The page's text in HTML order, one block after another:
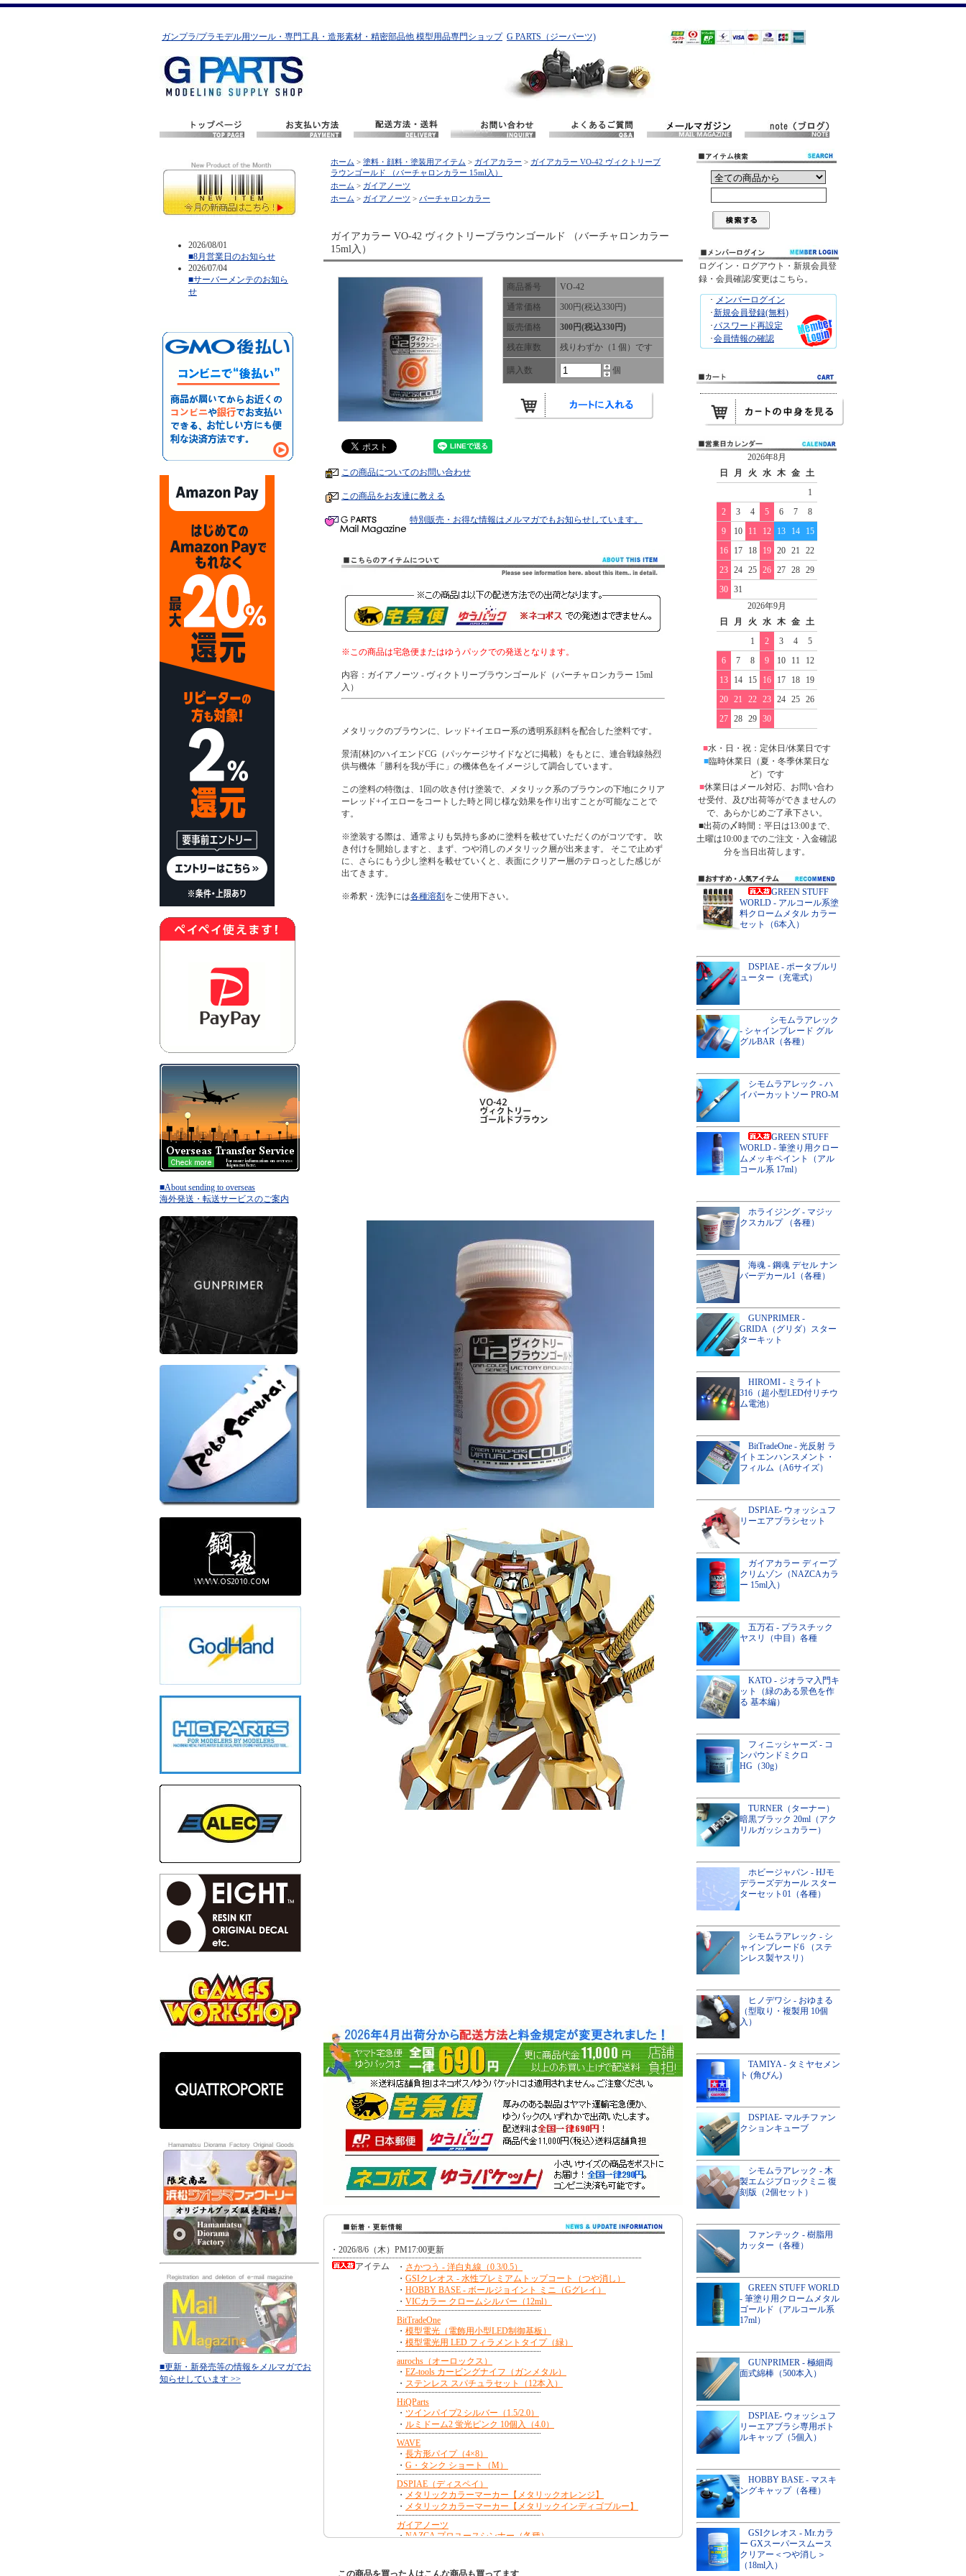
ガンプラ/プラモデル用ツール・専門工具・造形素材・精密部品他 模型用品専門ショップ G PARTS（ジーパーツ)
2026/08/01
■8月営業日のお知らせ
2026/07/04
■サーバーメンテのお知ら
せ
■About sending to overseas
海外発送・転送サービスのご案内
■更新・新発売等の情報をメルマガでお
知らせしています >>
ホーム > 塗料・顔料・塗装用アイテム > ガイアカラー > ガイアカラー VO-42 ヴィクトリーブ
ラウンゴールド （バーチャロンカラー 15ml入）
ホーム > ガイアノーツ
ホーム > ガイアノーツ > バーチャロンカラー
ガイアカラー VO-42 ヴィクトリーブラウンゴールド （バーチャロンカラー
15ml入）
商品番号
VO-42
通常価格
300円(税込330円)
販売価格
300円(税込330円)
残在庫数
残りわずか（1 個）です
購入数 個
この商品についてのお問い合わせ
この商品をお友達に教える
特別販売・お得な情報はメルマガでもお知らせしています。
※この商品は宅急便またはゆうパックでの発送となります。
内容：ガイアノーツ - ヴィクトリーブラウンゴールド（バーチャロンカラー 15ml
入）
メタリックのブラウンに、レッド+イエロー系の透明系顔料を配合した塗料です。
景清[林]のハイエンドCG（パッケージサイドなどに掲載）をもとに、連合戦線熱烈
供与機体「勝利を我が手に」の機体色をイメージして調合しています。
この塗料の特徴は、1回の吹き付け塗装で、メタリック系のブラウンの下地にクリア
ーレッド+イエローをコートした時と同じ様な効果を作り出すことが可能なことで
す。
※塗装する際は、通常よりも気持ち多めに塗料を載せていただくのがコツです。 吹
き付けを開始しますと、まず、つや消しのメタリック層が出来ます。 そこで止めず
に、さらにもう少し塗料を載せていくと、表面にクリアー層のテロっとした感じが
出てきます。
※希釈・洗浄には各種溶剤をご使用下さい。
この商品を買った人はこんな商品も買ってます
ログイン・ログアウト・新規会員登
録・会員確認/変更はこちら。
･ メンバーログイン
･新規会員登録(無料)
･パスワード再設定
･会員情報の確認
2026年8月
日
月 火 水 木 金
土
1
2
3 4 5 6 7
8
9
10 11 12 13 14
15
16
17 18 19 20 21
22
23
24 25 26 27 28
29
30
31
2026年9月
日
月 火 水 木 金
土
1
2 3 4
5
6
7 8 9 10 11
12
13
14 15 16 17 18
19
20
21 22 23 24 25
26
27
28 29 30
■水・日・祝：定休日/休業日です
■臨時休業日（夏・冬季休業日な
ど）です
■休業日はメール対応、お問い合わ
せ受付、及び出荷等ができませんの
で、あらかじめご了承下さい。
■出荷の〆時間：平日は13:00まで、
土曜は10:00までのご注文・入金確認
分を当日出荷します。
GREEN STUFF
WORLD - アルコール系塗
料クロームメタル カラー
セット（6本入）
DSPIAE - ポータブルリ
ューター（充電式）
シモムラアレック
- シャインブレード グル
グルBAR（各種）
シモムラアレック - ハ
イパーカットソー PRO-M
GREEN STUFF
WORLD - 筆塗り用クロー
ムメッキペイント（アル
コール系 17ml）
ホライジング - マジッ
クスカルプ （各種）
海魂 - 鋼魂 デセル ナン
バーデカール1（各種）
GUNPRIMER -
GRIDA（グリダ）スター
ターキット
HIROMI - ミライト
316（超小型LED付リチウ
ム電池）
BitTradeOne - 光反射 ラ
イトエンハンスメント・
フィルム（A6サイズ）
DSPIAE- ウォッシュフ
リーエアブラシセット
ガイアカラー ディープ
クリムゾン（NAZCAカラ
ー 15ml入）
五万石 - プラスチック
ヤスリ（中目）各種
KATO - ジオラマ入門キ
ット（緑のある景色を作
る 基本編）
フィニッシャーズ - コ
ンパウンドミクロ
HG（30g）
TURNER（ターナー）
暗黒ブラック 20ml（アク
リルガッシュカラー）
ホビージャパン - HJモ
デラーズデカール スター
ターセット01（各種）
シモムラアレック - シ
ャインブレード6 （ステ
ンレス製ヤスリ）
ヒノデワシ - おゆまる
（型取り・複製用 10個
入）
TAMIYA - タミヤセメン
ト (角びん)
DSPIAE- マルチファン
クションキューブ
シモムラアレック - 木
製エムジブロックミニ 復
刻版（2個セット）
ファンテック - 樹脂用
カッター（各種）
GREEN STUFF WORLD
- 筆塗り用クロームメタル
ゴールド（アルコール系
17ml）
GUNPRIMER - 極細両
面式綿棒（500本入）
DSPIAE- ウォッシュフ
リーエアブラシ専用ボト
ルキャップ（5個入）
HOBBY BASE - マスキ
ングキャップ（各種）
GSIクレオス - Mr.カラ
ー GXスーパースムース
クリアー＜つや消し＞
（18ml入）